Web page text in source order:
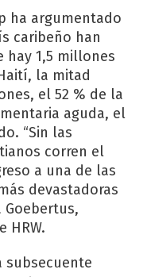
ha argumentado
caribeño han
hay 1,5 millones
la mitad
el 52 % de la
aguda, el
“Sin las
corren el
a una de las
devastadoras
Goebertus,
HRW.
subsecuente